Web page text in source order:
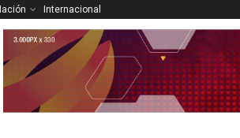
Internacional